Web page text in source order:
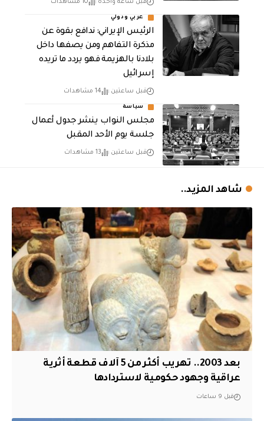
قبل ساعة واحدة 10 مشاهدات
عربي ودولي
الرئيس الإيراني: ندافع بقوة عن
مذكرة التفاهم ومن يصفها داخل
بلادنا بالهزيمة فهو يردد ما تريده
إسرائيل
قبل ساعتين 14 مشاهدات
سياسة
مجلس النواب ينشر جدول أعمال
جلسة يوم الأحد المقبل
قبل ساعتين 13 مشاهدات
شاهد المزيد..
بعد 2003.. تهريب أكثر من 5 آلاف قطعة أثرية
عراقية وجهود حكومية لاستردادها
قبل 9 ساعات